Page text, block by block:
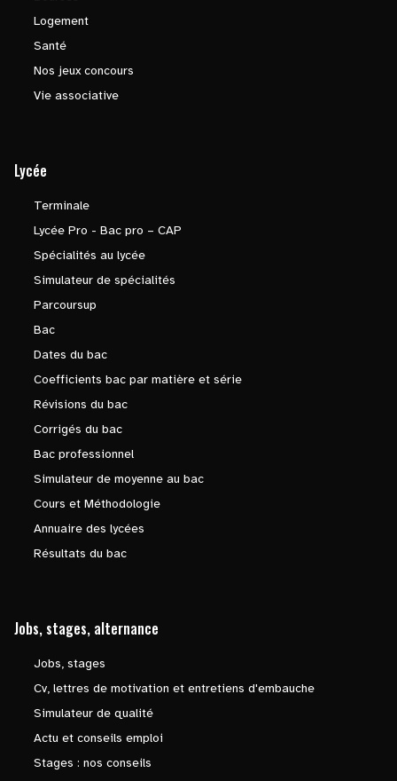
Logement
Santé
Nos jeux concours
Vie associative
Lycée
Terminale
Lycée Pro - Bac pro – CAP
Spécialités au lycée
Simulateur de spécialités
Parcoursup
Bac
Dates du bac
Coefficients bac par matière et série
Révisions du bac
Corrigés du bac
Bac professionnel
Simulateur de moyenne au bac
Cours et Méthodologie
Annuaire des lycées
Résultats du bac
Jobs, stages, alternance
Jobs, stages
Cv, lettres de motivation et entretiens d'embauche
Simulateur de qualité
Actu et conseils emploi
Stages : nos conseils